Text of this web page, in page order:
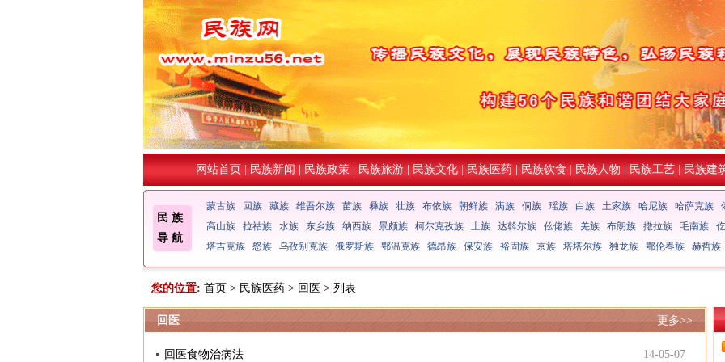
网站首页 民族新闻 民族政策 民族旅游 民族文化 民族医药 民族饮食 民族人物 民族工艺 民族建
民 族
导 航
蒙古族 回族 藏族 维吾尔族 苗族 彝族 壮族 布依族 朝鲜族 满族 侗族 瑶族 白族 土家族 哈尼族 哈萨克族
高山族
拉祜族 水族 东乡族 纳西族 景颇族 柯尔克孜族 土族 达斡尔族 仫佬族 羌族 布朗族 撒拉族 毛南族
塔吉克族
怒族 乌孜别克族 俄罗斯族 鄂温克族 德昂族 保安族 裕固族 京族 塔塔尔族 独龙族 鄂伦春族 赫哲族
您的位置: 首页 > 民族医药 > 回医 > 列表
更多>>
回医
14-05-07
回医食物治病法